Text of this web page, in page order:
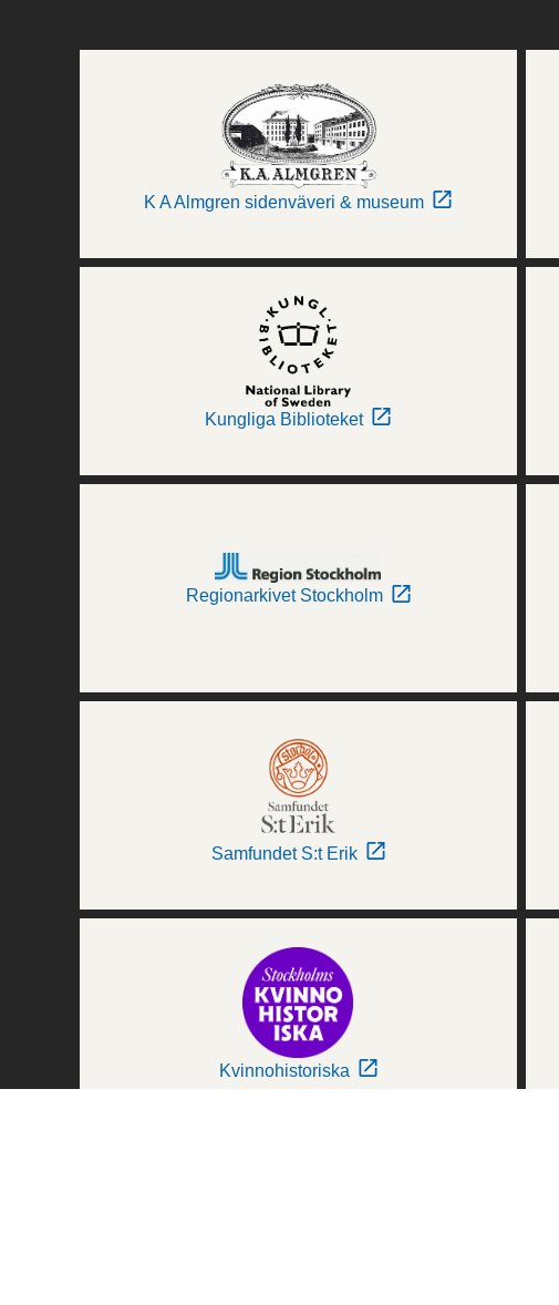
K A Almgren sidenväveri & museum
Kungliga Biblioteket
Regionarkivet Stockholm
Samfundet S:t Erik
Kvinnohistoriska